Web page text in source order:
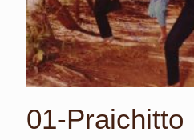
01-Praichitto |